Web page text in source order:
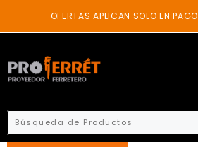
content
OFERTAS APLICAN SOLO EN